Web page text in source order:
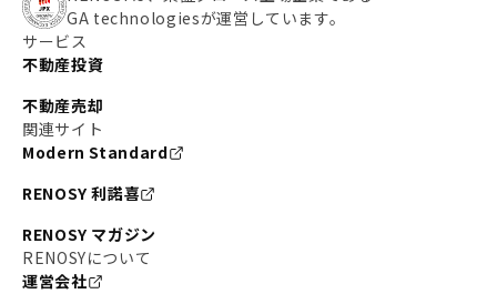
GA technologiesが運営しています。
サービス
不動産投資
不動産売却
関連サイト
Modern Standard
RENOSY 利諾喜
RENOSY マガジン
RENOSYについて
運営会社